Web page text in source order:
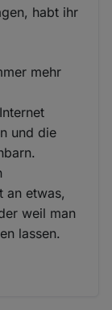
habt ihr
mehr
und die
an etwas,
weil man
lassen.